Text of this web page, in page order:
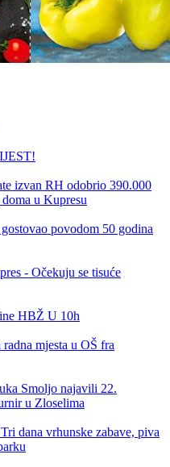
izvan RH odobrio 390.000
u Kupresu
povodom 50 godina
- Očekuju se tisuće
HBŽ U 10h
mjesta u OŠ fra
Smoljo najavili 22.
u Zloselima
dana vrhunske zabave, piva